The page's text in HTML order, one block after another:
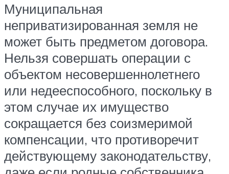
Муниципальная
неприватизированная земля не
может быть предметом договора.
Нельзя совершать операции с
объектом несовершеннолетнего
или недееспособного, поскольку в
этом случае их имущество
сокращается без соизмеримой
компенсации, что противоречит
действующему законодательству,